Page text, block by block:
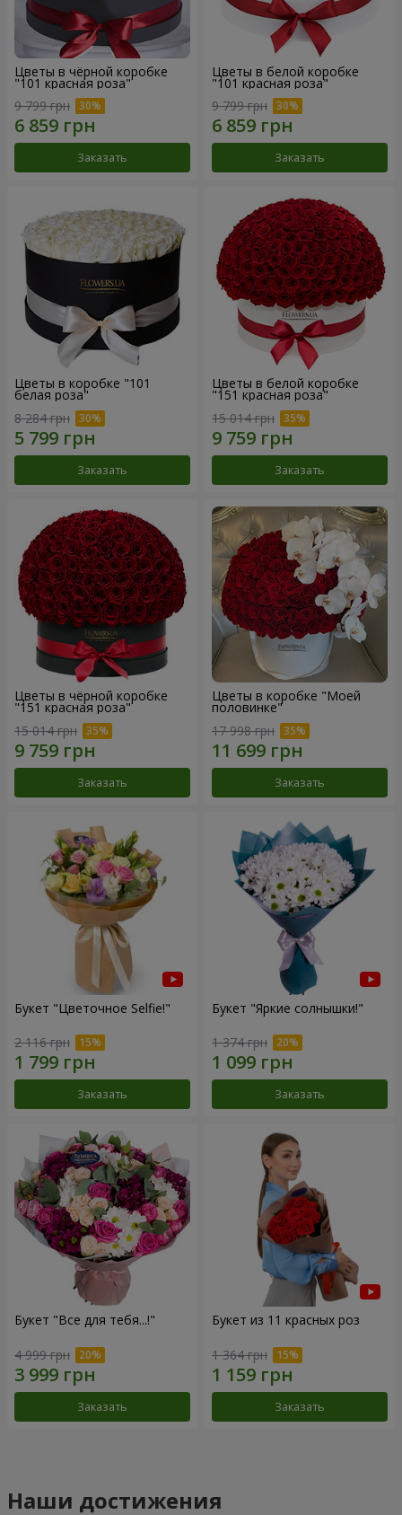
Цветы в чёрной коробке
"101 красная роза"
9 799 грн
Заказать
Цветы в белой коробке
"101 красная роза"
9 799 грн
Заказать
Цветы в коробке "101
белая роза"
8 284 грн
Заказать
Цветы в белой коробке
"151 красная роза"
15 014 грн
Заказать
Цветы в чёрной коробке
"151 красная роза"
15 014 грн
Заказать
Цветы в коробке "Моей
половинке"
17 998 грн
Заказать
Букет "Цветочное Selfie!"
2 116 грн
Заказать
Букет "Яркие солнышки!"
1 374 грн
Заказать
Букет "Все для тебя...!"
4 999 грн
Заказать
Букет из 11 красных роз
1 364 грн
Заказать
Наши достижения